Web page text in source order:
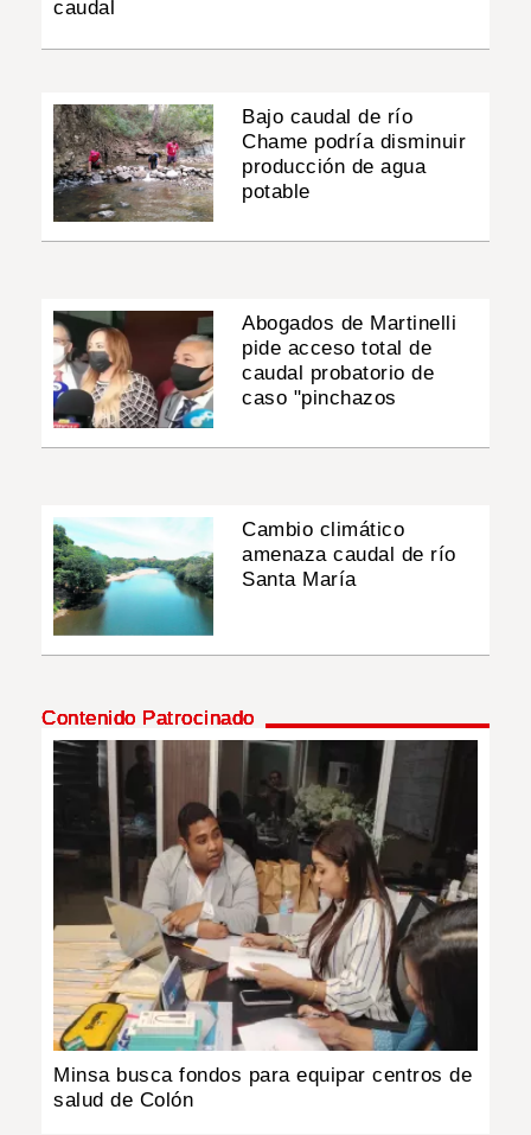
caudal
Bajo caudal de río
Chame podría disminuir
producción de agua
potable
Abogados de Martinelli
pide acceso total de
caudal probatorio de
caso "pinchazos
Cambio climático
amenaza caudal de río
Santa María
Contenido Patrocinado
Minsa busca fondos para equipar centros de
salud de Colón